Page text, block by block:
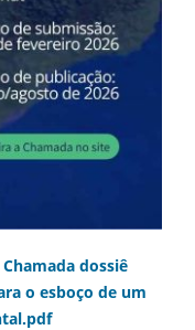
Chamada dossiê
o esboço de um